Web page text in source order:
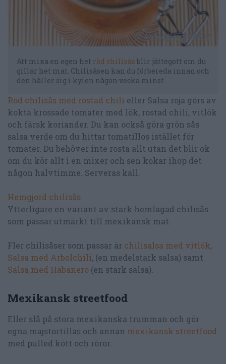
Att mixa en egen het röd chilisås blir jättegott om du
gillar het mat. Chilisåsen kan du förbereda innan och
den håller sig i kylen någon vecka minst.
Röd chilisås med rostad chili eller Salsa roja görs av
kokta krossade tomater med lök, rostad chili, vitlök
och färsk koriander. Du kan också göra grön sås
salsa verde om du hittar tomatillos istället för
tomater. Du behöver inte rosta allt utan det blir ok
om du kör allt i en mixer och sen kokar ihop det
någon halvtimme. Serveras kall.
Hemgjord chilisås
Ytterligare en variant av stark hemlagad chilisås
som passar utmärkt till mexikansk mat.
Fler chilisåser som passar är chilisalsa med vitlök,
Salsa med Arbolchili, (en medelstark salsa) samt
Salsa med Habanero (en stark salsa).
Mexikansk streetfood
Eller slå på stora mexikanska trumman och gör
egna majstortillas och annan mexikansk streetfood
med pulled kött och röror.